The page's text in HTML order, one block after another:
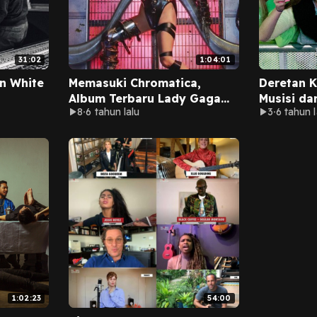
31:02
White
1:04:01
Memasuki Chromatica,
Album Terbaru Lady Gaga
yang Futuristik (CRESCENDO
8 6 tahun lalu
Deretan
Musisi
3 6 tahun
1:02:23 54:00